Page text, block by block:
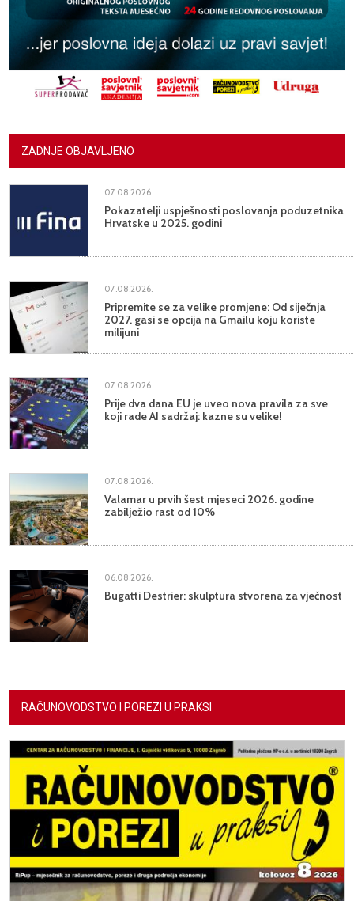
ZADNJE OBJAVLJENO
07.08.2026.
Pokazatelji uspješnosti poslovanja poduzetnika
Hrvatske u 2025. godini
07.08.2026.
Pripremite se za velike promjene: Od siječnja
2027. gasi se opcija na Gmailu koju koriste
milijuni
07.08.2026.
Prije dva dana EU je uveo nova pravila za sve
koji rade AI sadržaj: kazne su velike!
07.08.2026.
Valamar u prvih šest mjeseci 2026. godine
zabilježio rast od 10%
06.08.2026.
Bugatti Destrier: skulptura stvorena za vječnost
RAČUNOVODSTVO I POREZI U PRAKSI